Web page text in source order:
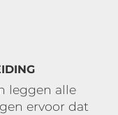
leggen alle
ervoor dat